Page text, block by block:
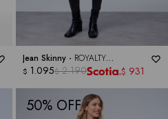
Jean Skinny - ROYALTY
COLLECTION
$ 1.095$ 2.190 $ 931
50